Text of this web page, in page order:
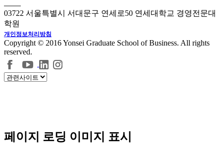
03722 서울특별시 서대문구 연세로50 연세대학교 경영전문대
학원
개인정보처리방침
Copyright © 2016 Yonsei Graduate School of Business. All rights
reserved.
페이지 로딩 이미지 표시